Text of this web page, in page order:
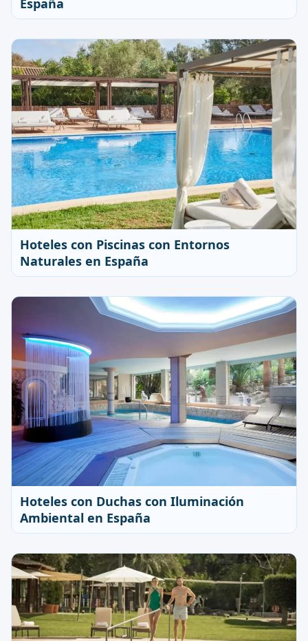
Hoteles con Piscinas con Entornos
Naturales en España
Hoteles con Duchas con Iluminación
Ambiental en España